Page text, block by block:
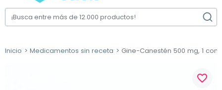
Inicio Medicamentos sin receta Gine-Canestén 500 mg, 1
favorite_border